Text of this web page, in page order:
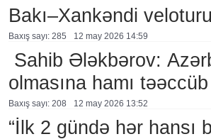
Bakı–Xankəndi
Baxış sayı: 285 12 may 2026 14:59
Sahib Ələkbərov:
olmasına hamı
Baxış sayı: 208 12 may 2026 13:52
“İlk 2 gündə hər hansı